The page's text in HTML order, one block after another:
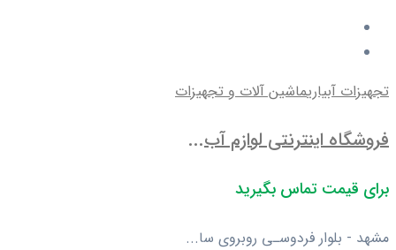
تجهیزات آبیاریماشین آلات و تجهیزات
فروشگاه اینترنتی لوازم آب...
برای قیمت تماس بگیرید
مشهد - بلوار فردوسـی روبروی سا...